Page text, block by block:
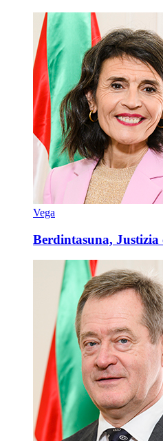
Vega
Berdintasuna,